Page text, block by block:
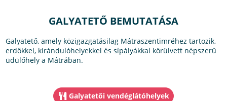
GALYATETŐ BEMUTATÁSA
Galyatető, amely közigazgatásilag Mátraszentimréhez tartozik,
erdőkkel, kirándulóhelyekkel és sípályákkal körülvett népszerű
üdülőhely a Mátrában.
Galyatetői vendéglátóhelyek